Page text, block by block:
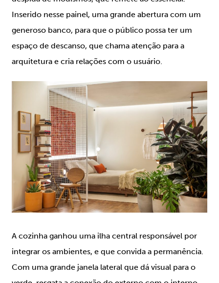
Inserido nesse painel, uma grande abertura com um
generoso banco, para que o público possa ter um
espaço de descanso, que chama atenção para a
arquitetura e cria relações com o usuário.
A cozinha ganhou uma ilha central responsável por
integrar os ambientes, e que convida a permanência.
Com uma grande janela lateral que dá visual para o